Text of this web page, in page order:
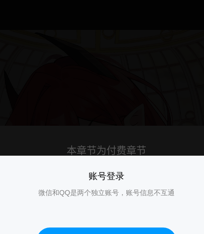
账号登录
微信和QQ是两个独立账号，账号信息不互通